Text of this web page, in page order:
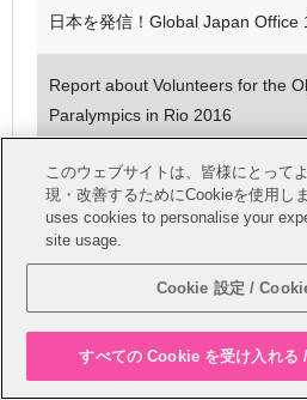
日本を発信！Global Japan Office
Report about Volunteers for the
Paralympics in Rio 2016
Promoting Japan! Our 11 Global
チベット牧畜民のくらし
キューバ映画、南アジア映画 in
このウェブサイトは、皆様にとって
現・改善するためにCookieを使用し
uses cookies to personalise your
site usage.
Cookie 設定 /
すべての Cookie を受け入れ